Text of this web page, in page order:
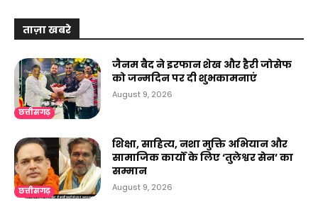
ताज़ा खबरे
छत्तीसगढ़
जैनम बैद ने इरफान शेख और हैरी जोसेफ
को जन्मदिन पर दी शुभकामनाएं
August 9, 2026
छत्तीसगढ़
शिक्षा, साहित्य, नशा मुक्ति अभियान और
सामाजिक कार्यों के लिए ‘तुलेश्वर सेन’ का
सम्मान
August 9, 2026